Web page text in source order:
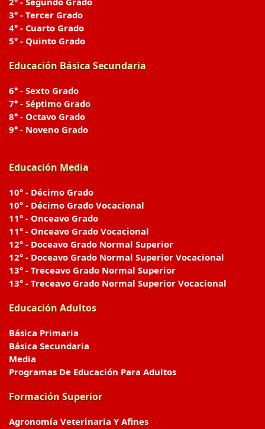
3° - Tercer Grado
4° - Cuarto Grado
5° - Quinto Grado
Educación Básica Secundaria
6° - Sexto Grado
7° - Séptimo Grado
8° - Octavo Grado
9° - Noveno Grado
Educación Media
10° - Décimo Grado
10° - Décimo Grado Vocacional
11° - Onceavo Grado
11° - Onceavo Grado Vocacional
12° - Doceavo Grado Normal Superior
12° - Doceavo Grado Normal Superior Vocacional
13° - Treceavo Grado Normal Superior
13° - Treceavo Grado Normal Superior Vocacional
Educación Adultos
Básica Primaria
Básica Secundaria
Media
Programas De Educación Para Adultos
Formación Superior
Agronomía Veterinaria Y Afines